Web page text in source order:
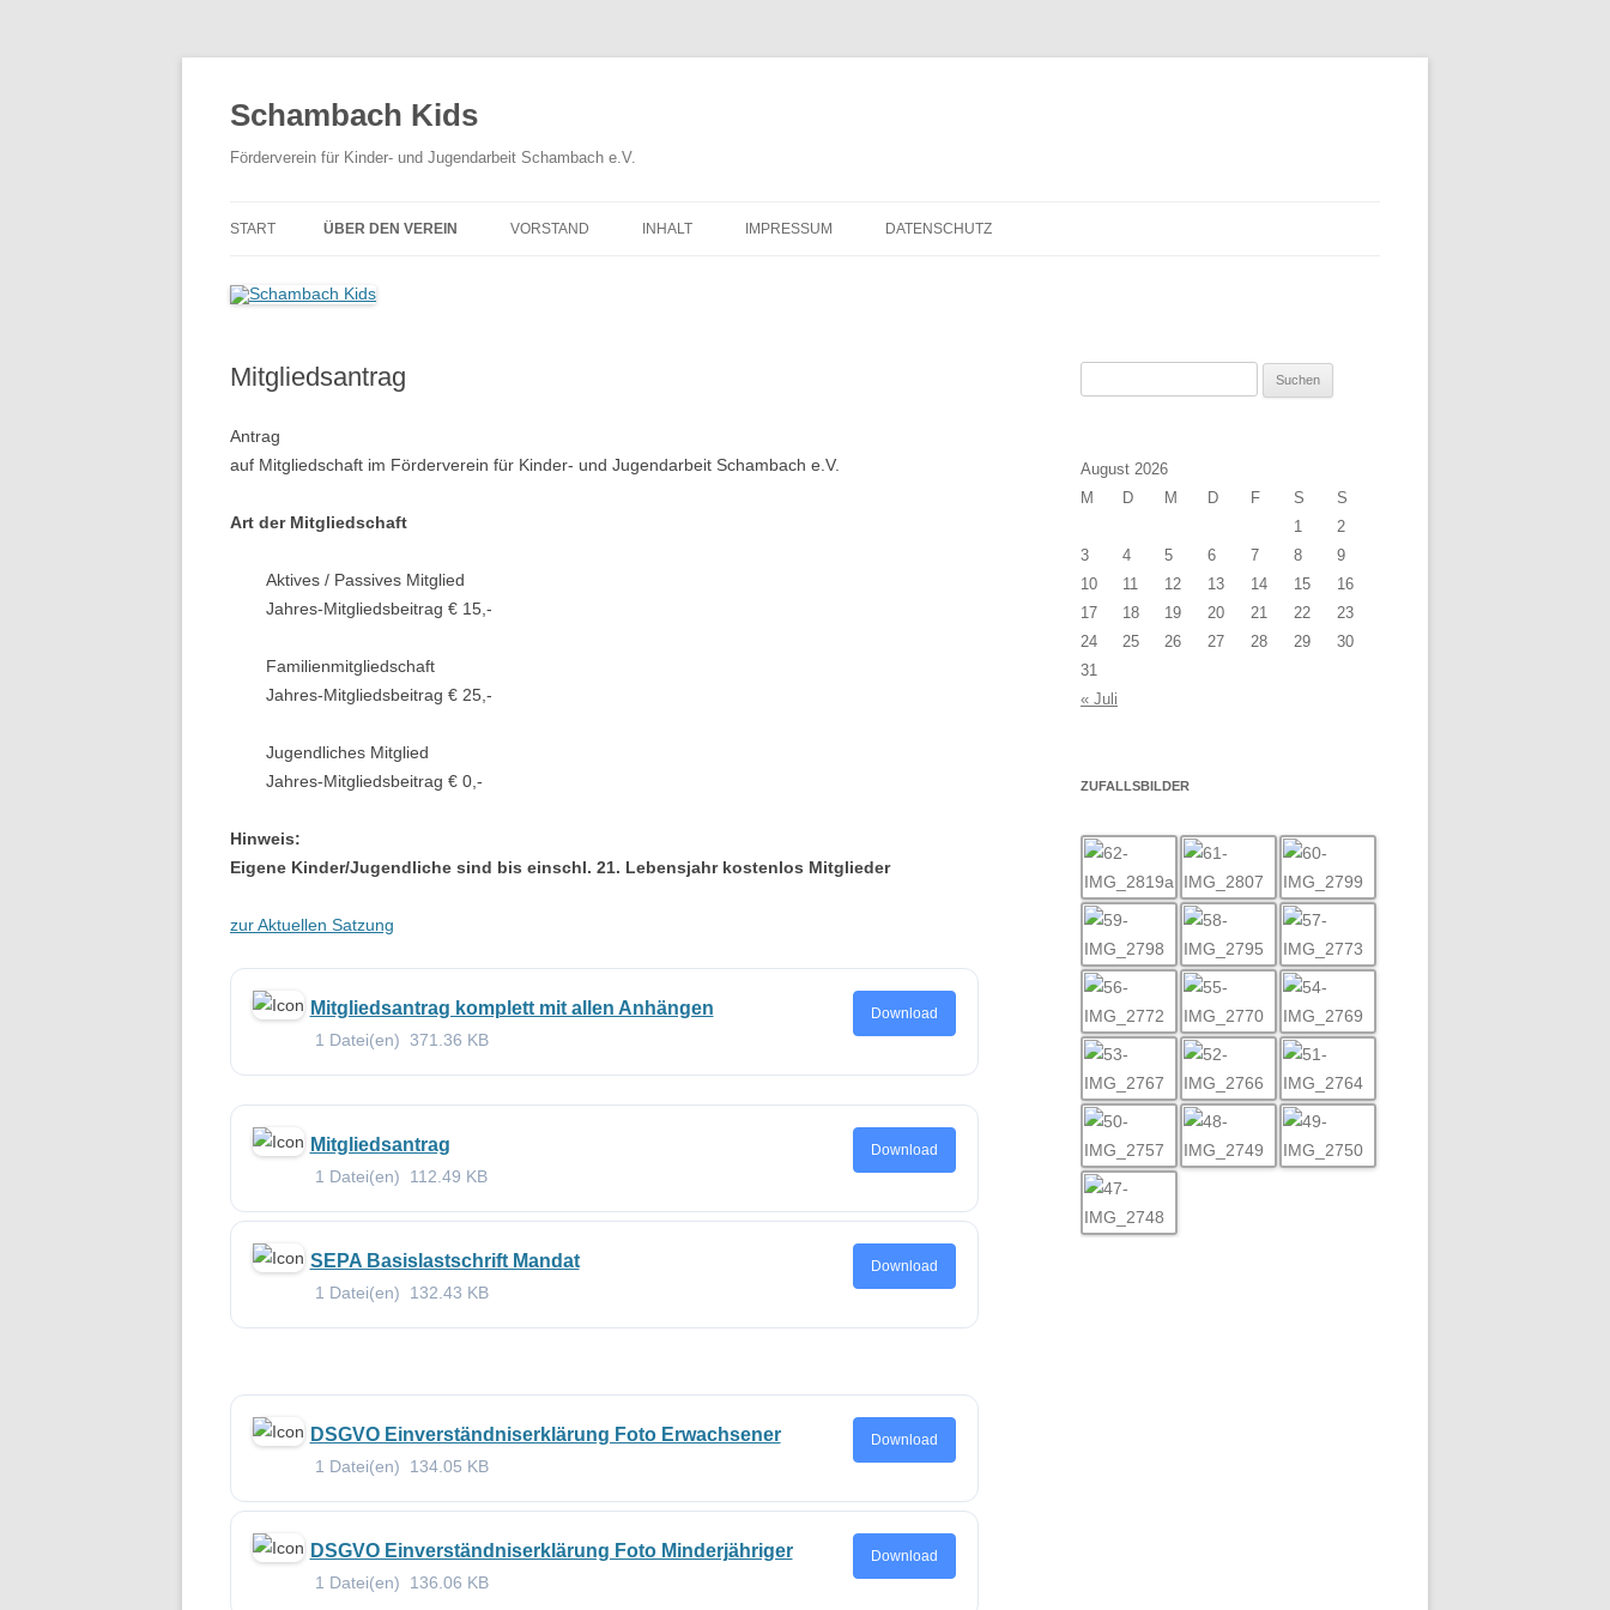
Schambach Kids
Förderverein für Kinder- und Jugendarbeit Schambach e.V.
START ÜBER DEN VEREIN VORSTAND INHALT IMPRESSUM DATENSCHUTZ
Mitgliedsantrag
Antrag
auf Mitgliedschaft im Förderverein für Kinder- und Jugendarbeit Schambach e.V.
Art der Mitgliedschaft
Aktives / Passives Mitglied
Jahres-Mitgliedsbeitrag € 15,-
Familienmitgliedschaft
Jahres-Mitgliedsbeitrag € 25,-
Jugendliches Mitglied
Jahres-Mitgliedsbeitrag € 0,-
Hinweis:
Eigene Kinder/Jugendliche sind bis einschl. 21. Lebensjahr kostenlos Mitglieder
zur Aktuellen Satzung
Mitgliedsantrag komplett mit allen Anhängen
1 Datei(en) 371.36 KB
Download
Mitgliedsantrag
1 Datei(en) 112.49 KB
Download
SEPA Basislastschrift Mandat
1 Datei(en) 132.43 KB
Download
DSGVO Einverständniserklärung Foto Erwachsener
1 Datei(en) 134.05 KB
Download
DSGVO Einverständniserklärung Foto Minderjähriger
1 Datei(en) 136.06 KB
Download
August 2026
M
D M D F S
S
1
2
3
4 5 6 7 8
9
10
11 12 13 14 15
16
17
18 19 20 21 22
23
24
25 26 27 28 29
30
31
« Juli
ZUFALLSBILDER